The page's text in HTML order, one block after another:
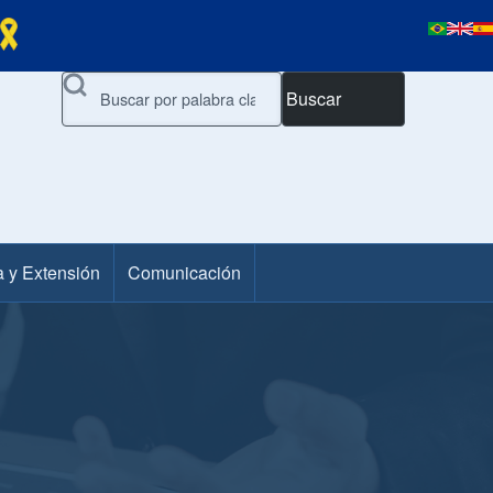
Buscar
y Extensión Comunicación